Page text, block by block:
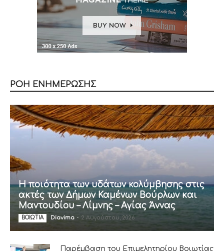
ΡΟΗ ΕΝΗΜΕΡΩΣΗΣ
Η ποιότητα των υδάτων κολύμβησης στις
ακτές των Δήμων Καμένων Βούρλων και
Μαντουδίου – Λίμνης – Αγίας Άννας
ΒΟΙΩΤΙΑ Diavima - 2 Αυγούστου, 2026
Παρέμβαση του Επιμελητηρίου Βοιωτίας